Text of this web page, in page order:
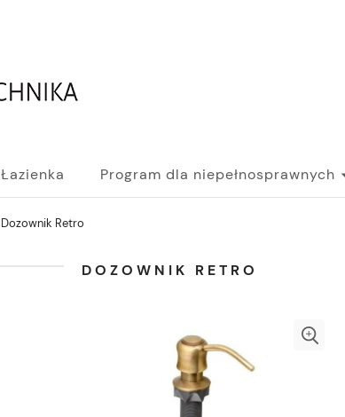
Łazienka Program dla niepełnosprawnych
Blog
Dozownik Retro
DOZOWNIK RETRO